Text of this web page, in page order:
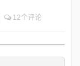
12个评论